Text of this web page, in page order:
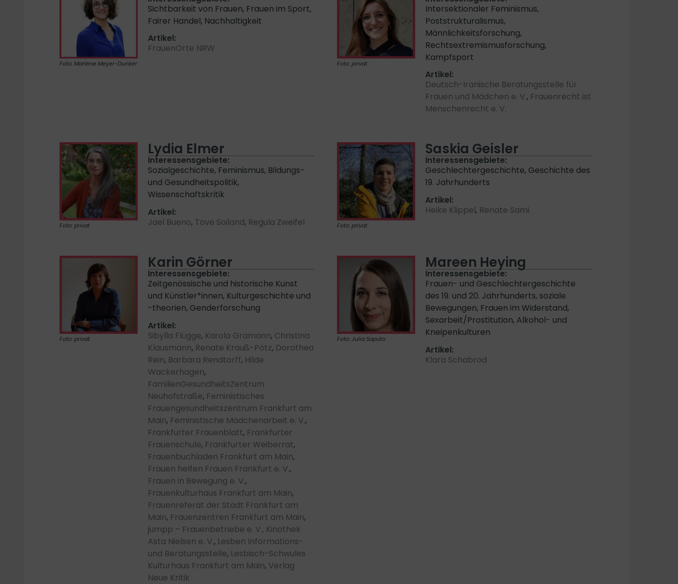
Foto: Marlène Meyer-Dunker
Sichtbarkeit von Frauen, Frauen im Sport,
Fairer Handel, Nachhaltigkeit
Artikel:
FrauenOrte NRW
Foto: privat
Intersektionaler Feminismus,
Poststrukturalismus,
Männlichkeitsforschung,
Rechtsextremismusforschung,
Kampfsport
Artikel:
Deutsch-Iranische Beratungsstelle für
Frauen und Mädchen e. V., Frauenrecht ist
Menschenrecht e. V.
Foto: privat
Lydia Elmer
Interessensgebiete:
Sozialgeschichte, Feminismus, Bildungs-
und Gesundheitspolitik,
Wissenschaftskritik
Artikel:
Jael Bueno, Tove Soiland, Regula Zweifel Foto: privat
Saskia Geisler
Interessensgebiete:
Geschlechtergeschichte, Geschichte des
19. Jahrhunderts
Artikel:
Heike Klippel, Renate Sami
Foto: privat
Karin Görner
Interessensgebiete:
Zeitgenössische und historische Kunst
und Künstler*innen, Kulturgeschichte und
-theorien, Genderforschung
Artikel:
Sibylla Flügge, Karola Gramann, Christina
Klausmann, Renate Krauß-Pötz, Dorothea
Rein, Barbara Rendtorff, Hilde
Wackerhagen,
FamilienGesundheitsZentrum
Neuhofstraße, Feministisches
Frauengesundheitszentrum Frankfurt am
Main, Feministische Mädchenarbeit e. V.,
Frankfurter Frauenblatt, Frankfurter
Frauenschule, Frankfurter Weiberrat,
Frauenbuchladen Frankfurt am Main,
Frauen helfen Frauen Frankfurt e. V.,
Frauen in Bewegung e. V.,
Frauenkulturhaus Frankfurt am Main,
Frauenreferat der Stadt Frankfurt am
Main, Frauenzentren Frankfurt am Main,
jumpp – Frauenbetriebe e. V., Kinothek
Asta Nielsen e. V., Lesben Informations-
und Beratungsstelle, Lesbisch-Schwules
Kulturhaus Frankfurt am Main, Verlag
Neue Kritik
Foto: Julia Saputo
Mareen Heying
Interessensgebiete:
Frauen- und Geschlechtergeschichte
des 19. und 20. Jahrhunderts, soziale
Bewegungen, Frauen im Widerstand,
Sexarbeit/Prostitution, Alkohol- und
Kneipenkulturen
Artikel:
Klara Schabrod